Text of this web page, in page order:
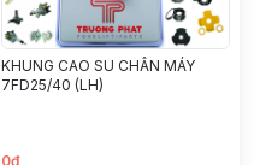
KHUNG CAO SU CHÂN MÁY
7FD25/40 (LH)
0đ